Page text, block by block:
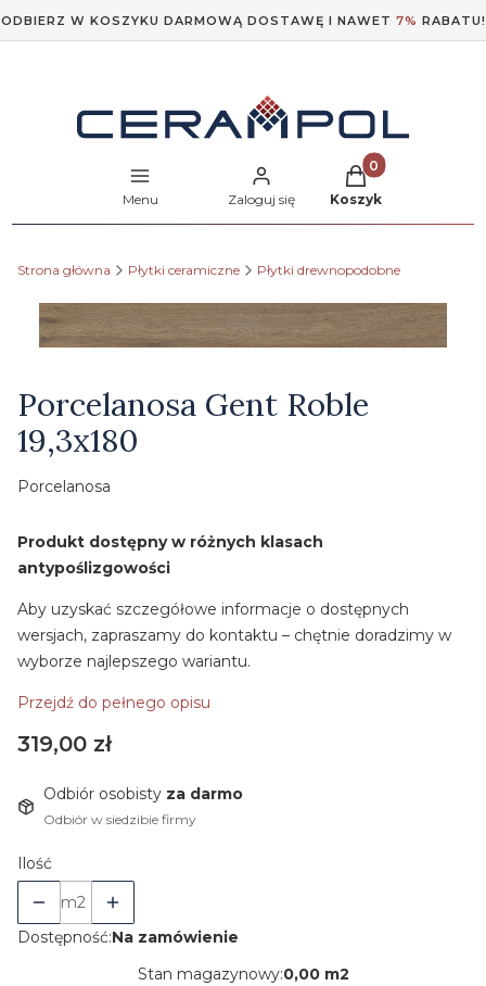
ODBIERZ W KOSZYKU DARMOWĄ DOSTAWĘ I NAWET 7% RABATU!
Menu Zaloguj się
Produkty w
Koszyk
Strona główna Płytki ceramiczne Płytki drewnopodobne
Porcelanosa Gent Roble
19,3x180
Porcelanosa
Produkt dostępny w różnych klasach
antypoślizgowości
Aby uzyskać szczegółowe informacje o dostępnych
wersjach, zapraszamy do kontaktu – chętnie doradzimy w
wyborze najlepszego wariantu.
Przejdź do pełnego opisu
Cena
319,00 zł
Odbiór osobisty za darmo
Odbiór w siedzibie firmy
Ilość
m2
Dostępność:Na zamówienie
Stan magazynowy:0,00 m2